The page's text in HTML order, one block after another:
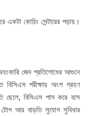
কোচিং সেন্টারের পড়ায়।
জেদ প্রতিশোধের আগুনে
বিসিএস পরীক্ষায় অংশ গ্রহণ
ছেলে, বিসিএস পাস করে বসে
আর বাড়তি সুযোগ সুবিধার